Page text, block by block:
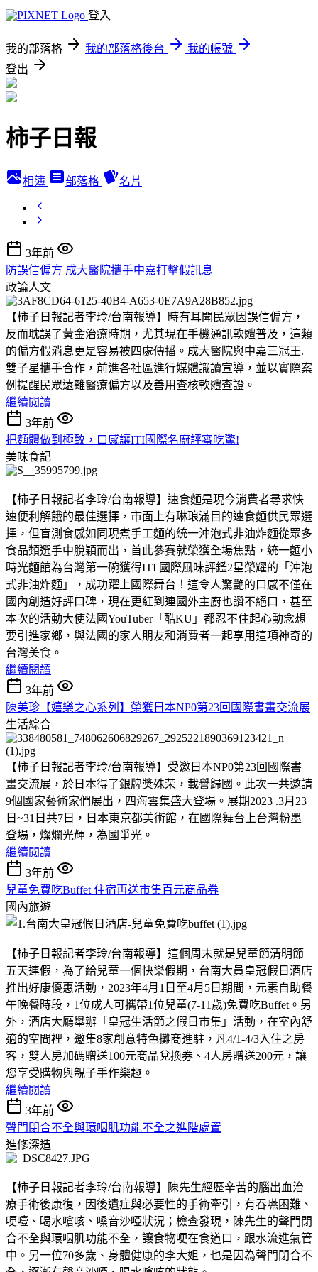
登入
我的部落格 我的部落格後台
我的帳號
登出
柿子日報
相簿 部落格 名片
3年前
防誤信偏方 成大醫院攜手中嘉打擊假訊息
政論人文
【柿子日報記者李玲/台南報導】時有耳聞民眾因誤信偏方，
反而耽誤了黃金治療時期，尤其現在手機通訊軟體普及，這類
的偏方假消息更是容易被四處傳播。成大醫院與中嘉三冠王.
雙子星攜手合作，前進各社區進行媒體識讀宣導，並以實際案
例提醒民眾遠離醫療偏方以及善用查核軟體查證。
繼續閱讀
3年前
把麵體做到極致，口感讓ITI國際名廚評審吃驚!
美味食記
【柿子日報記者李玲/台南報導】速食麵是現今消費者尋求快
速便利解餓的最佳選擇，市面上有琳琅滿目的速食麵供民眾選
擇，但盲測食感如同現煮手工麵的統一沖泡式非油炸麵從眾多
食品類選手中脫穎而出，首此參賽就榮獲全場焦點，統一麵小
時光麵館為台灣第一碗獲得ITI 國際風味評鑑2星榮耀的「沖泡
式非油炸麵」，成功躍上國際舞台！這令人驚艷的口感不僅在
國內創造好評口碑，現在更紅到連國外主廚也讚不絕口，甚至
本次的活動大使法國YouTuber「酷KU」都忍不住起心動念想
要引進家鄉，與法國的家人朋友和消費者一起享用這項神奇的
台灣美食。
繼續閱讀
3年前
陳美珍【嬉樂之心系列】榮獲日本NP0第23回國際書畫交流展
生活綜合
【柿子日報記者李玲/台南報導】受邀日本NP0第23回國際書
畫交流展，於日本得了銀牌獎殊荣，載譽歸國。此次一共邀請
9個國家藝術家們展出，四海雲集盛大登場。展期2023 .3月23
日~31日共7日，日本東京都美術館，在國際舞台上台灣粉墨
登場，燦爛光輝，為國爭光。
繼續閱讀
3年前
兒童免費吃Buffet 住宿再送市集百元商品券
國內旅遊
【柿子日報記者李玲/台南報導】這個周末就是兒童節清明節
五天連假，為了給兒童一個快樂假期，台南大員皇冠假日酒店
推出好康優惠活動，2023年4月1日至4月5日期間，元素自助餐
午晚餐時段，1位成人可攜帶1位兒童(7-11歲)免費吃Buffet。另
外，酒店大廳舉辦「皇冠生活節之假日市集」活動，在室內舒
適的空間裡，邀集8家創意特色攤商進駐，凡4/1-4/3入住之房
客，雙人房加碼贈送100元商品兌換券、4人房贈送200元，讓
您享受購物與親子手作樂趣。
繼續閱讀
3年前
聲門閉合不全與環咽肌功能不全之進階處置
進修深造
【柿子日報記者李玲/台南報導】陳先生經歷辛苦的腦出血治
療手術後康復，因後遺症與必要性的手術牽引，有吞嚥困難、
哽噎、喝水嗆咳、嗓音沙啞狀況；檢查發現，陳先生的聲門閉
合不全與環咽肌功能不全，讓食物哽在食道口，跟水流進氣管
中。另一位70多歲、身體健康的李大姐，也是因為聲門閉合不